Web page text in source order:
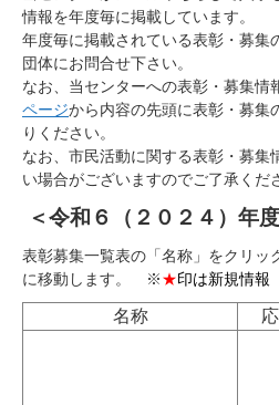
情報を年度毎に掲載しています。
年度毎に掲載されている表彰・募集
団体にお問合せ下さい。
なお、当センターへの表彰・募集情
ページから内容の先頭に表彰・募集
りください。
なお、市民活動に関する表彰・募集
い場合がございますのでご了承くだ
＜令和６（２０２４）年
表彰募集一覧表の「名称」をクリッ
に移動します。 ※★印は新規情報
名称